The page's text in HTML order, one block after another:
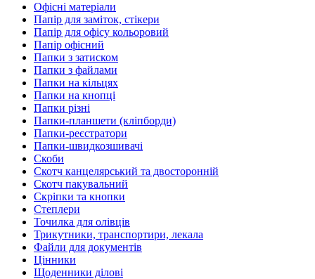
Офісні матеріали
Папір для заміток, стікери
Папір для офісу кольоровий
Папір офісний
Папки з затиском
Папки з файлами
Папки на кільцях
Папки на кнопці
Папки різні
Папки-планшети (кліпборди)
Папки-реєстратори
Папки-швидкозшивачі
Скоби
Скотч канцелярський та двосторонній
Скотч пакувальний
Скріпки та кнопки
Степлери
Точилка для олівців
Трикутники, транспортири, лекала
Файли для документів
Цінники
Щоденники ділові